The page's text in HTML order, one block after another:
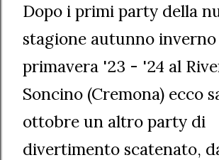
Dopo i primi party della
stagione autunno inverno
primavera '23 - '24 al
Soncino (Cremona) ecco
ottobre un altro party di
divertimento scatenato,